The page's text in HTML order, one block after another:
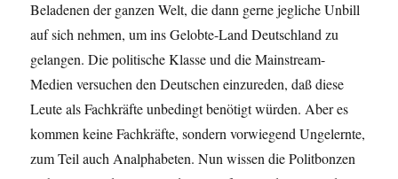
Beladenen der ganzen Welt, die dann gerne jegliche Unbill
auf sich nehmen, um ins Gelobte-Land Deutschland zu
gelangen. Die politische Klasse und die Mainstream-
Medien versuchen den Deutschen einzureden, daß diese
Leute als Fachkräfte unbedingt benötigt würden. Aber es
kommen keine Fachkräfte, sondern vorwiegend Ungelernte,
zum Teil auch Analphabeten. Nun wissen die Politbonzen